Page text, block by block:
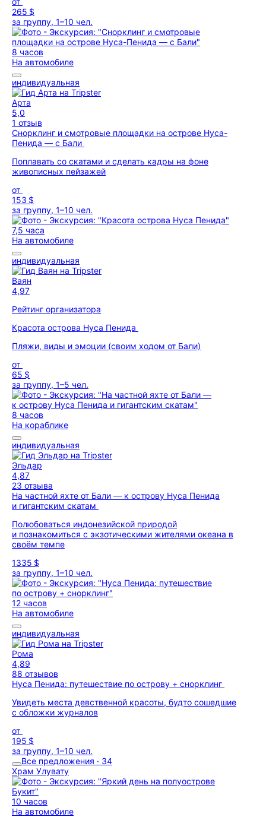
265 $
за группу, 1–10 чел.
8 часов
На автомобиле
индивидуальная
Арта
5,0
1 отзыв
Снорклинг и смотровые площадки на острове Нуса-
Пенида — с Бали
Поплавать со скатами и сделать кадры на фоне
живописных пейзажей
от
153 $
за группу, 1–10 чел.
7,5 часа
На автомобиле
индивидуальная
Ваян
4,97
Рейтинг организатора
Красота острова Нуса Пенида
Пляжи, виды и эмоции (своим ходом от Бали)
от
65 $
за группу, 1–5 чел.
8 часов
На кораблике
индивидуальная
Эльдар
4,87
23 отзыва
На частной яхте от Бали — к острову Нуса Пенида
и гигантским скатам
Полюбоваться индонезийской природой
и познакомиться с экзотическими жителями океана в
своём темпе
1335 $
за группу, 1–10 чел.
12 часов
На автомобиле
индивидуальная
Рома
4,89
88 отзывов
Нуса Пенида: путешествие по острову + снорклинг
Увидеть места девственной красоты, будто сошедшие
с обложки журналов
от
195 $
за группу, 1–10 чел.
Все предложения · 34
Храм Улувату
10 часов
На автомобиле